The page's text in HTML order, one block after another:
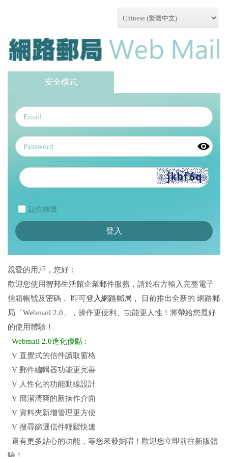
安全模式
記住帳號
親愛的用戶，您好：
歡迎您使用智邦生活館企業郵件服務，請於右方輸入完整電子
信箱帳號及密碼， 即可登入網路郵局 ， 目前推出全新的 網路郵
局「Webmail 2.0」，操作更便利、功能更人性！將帶給您最好
的使用體驗！
Webmail 2.0進化優點 :
V 直覺式的信件讀取窗格
V 郵件編輯器功能更完善
V 人性化的功能動線設計
V 簡潔清爽的新操作介面
V 資料夾新增管理更方便
V 搜尋篩選信件輕鬆快速
還有更多貼心的功能，等您來發掘唷！歡迎您立即前往新版體